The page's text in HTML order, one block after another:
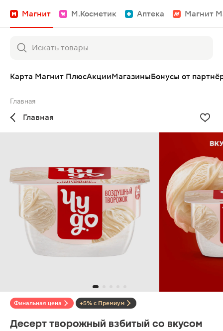
Магнит М.Косметик Аптека Магнит
Карта Магнит ПлюсАкцииМагазиныБонусы от
Главная
Главная
Финальная цена +5% с Премиум
Десерт творожный взбитый со вкусом